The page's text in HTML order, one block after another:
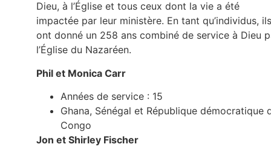
Dieu, à l’Église et tous ceux dont la vie a été
impactée par leur ministère. En tant qu’individus, ils
ont donné un 258 ans combiné de service à Dieu
l’Église du Nazaréen.
Phil et Monica Carr
Années de service : 15
Ghana, Sénégal et République démocratique
Congo
Jon et Shirley Fischer